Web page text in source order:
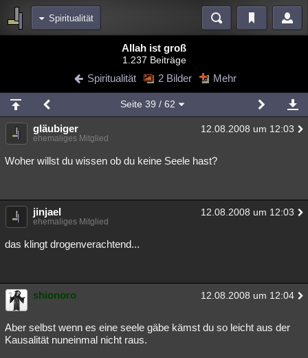
Spiritualität
Blogs Videos
Chat Wiki Neuigkeiten
meine Rubriken
Menschen Wissenschaft Mystery Kriminalfälle
Spiritualität Verschwörungen Technologie
weitere Rubriken
Philosophie Träume
Musik Clash Verbesserungen Allmystery English
Übersichten
Besucht Teilgenommen Alle Neue Geschlossen
Allah ist groß
1.237 Beiträge
Spiritualität 2 Bilder Mehr
Seite 39 / 62
gläubiger 12.08.2008 um 12:03
ehemaliges Mitglied
Woher willst du wissen ob du keine Seele hast?
jinjael 12.08.2008 um 12:03
ehemaliges Mitglied
das klingt drogenverachtend...
shionoro 12.08.2008 um 12:04
Aber selbst wenn es eine seele gäbe kämst du so leicht aus der
Kausalität nuneinmal nicht raus.